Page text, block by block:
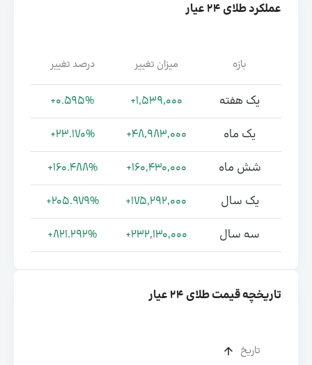
عملکرد طلای ۲۴ عیار
بازه میزان تغییر درصد تغییر
یک هفته +1,539,000
+0.595%
یک ماه
+48,983,000
+23.170%
شش ماه
+160,430,000
+160.488%
یک سال
+175,292,000
+205.979%
سه سال
+232,130,000
+821.292%
تاریخچه قیمت طلای ۲۴ عیار
تاریخ